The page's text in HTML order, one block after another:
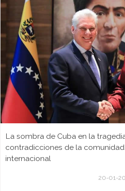
La sombra de Cuba en la
contradicciones de la
internacional
20-01-